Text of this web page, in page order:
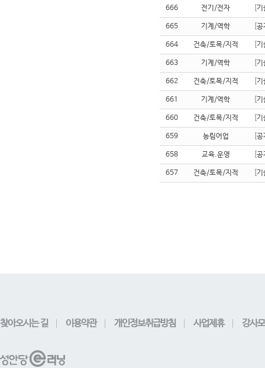
666 전기/전자 기
665 기계/역학 공
664 건축/토목/지적 기
663 기계/역학 기
662 건축/토목/지적 기
661 기계/역학 기
660 건축/토목/지적 기
659 농림어업 공
658 교육.운영 공
657 건축/토목/지적 기
찾아오시는 길 이용약관 개인정보취급방침 사업제휴 강사